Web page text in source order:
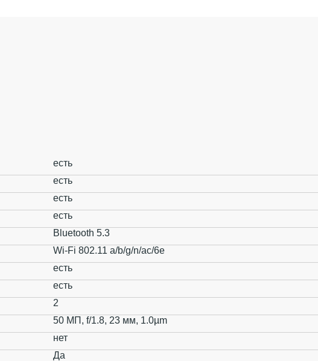
есть
есть
есть
есть
Bluetooth 5.3
Wi-Fi 802.11 a/b/g/n/ac/6e
есть
есть
2
50 МП, f/1.8, 23 мм, 1.0µm
нет
Да